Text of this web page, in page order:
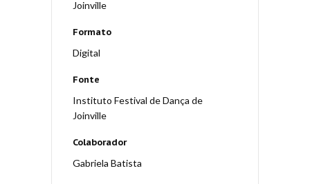
Joinville
Formato
Digital
Fonte
Instituto Festival de Dança de
Joinville
Colaborador
Gabriela Batista